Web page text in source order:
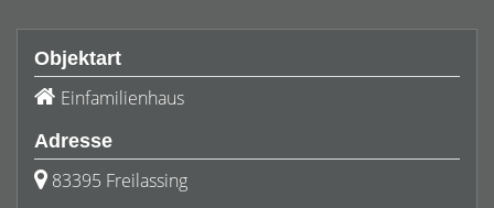
Objektart
Einfamilienhaus
Adresse
83395 Freilassing